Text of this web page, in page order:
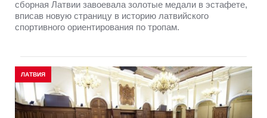
сборная Латвии завоевала золотые медали в эстафете,
вписав новую страницу в историю латвийского
спортивного ориентирования по тропам.
ЛАТВИЯ